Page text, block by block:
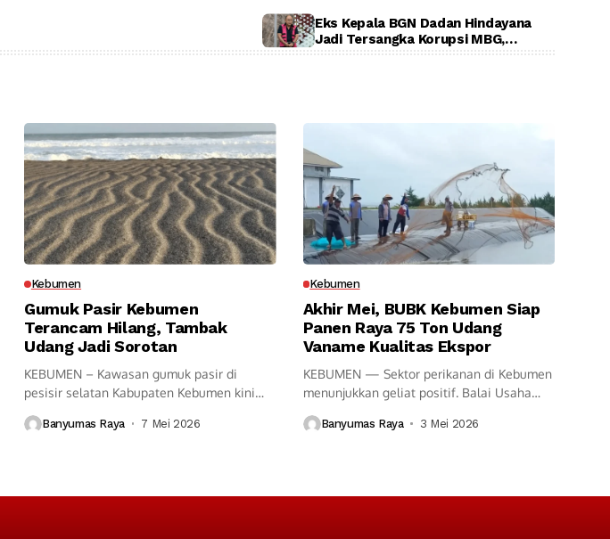
Eks Kepala BGN Dadan Hindayana
Jadi Tersangka Korupsi MBG,
Kebumen
Gumuk Pasir Kebumen
Terancam Hilang, Tambak
Udang Jadi Sorotan
KEBUMEN – Kawasan gumuk pasir di
pesisir selatan Kabupaten Kebumen kini
Banyumas Raya 7 Mei 2026
Kebumen
Akhir Mei, BUBK Kebumen Siap
Panen Raya 75 Ton Udang
Vaname Kualitas Ekspor
KEBUMEN — Sektor perikanan di Kebumen
menunjukkan geliat positif. Balai Usaha
Banyumas Raya 3 Mei 2026